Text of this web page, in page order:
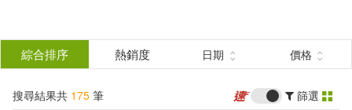
結
分類 (單選)
所有商品(175) 圖書(127)
綜合排序 熱銷度 日期 價格
搜尋結果共 175 筆 篩選